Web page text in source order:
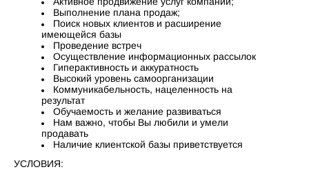
Выполнение плана продаж;
Поиск новых клиентов и расширение
имеющейся базы
Проведение встреч
Осуществление информационных рассылок
Гиперактивность и аккуратность
Высокий уровень самоорганизации
Коммуникабельность, нацеленность на
результат
Обучаемость и желание развиваться
Нам важно, чтобы Вы любили и умели
продавать
Наличие клиентской базы приветствуется
УСЛОВИЯ: